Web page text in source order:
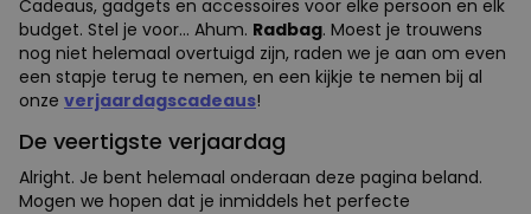
Cadeaus, gadgets en accessoires voor elke persoon en elk
budget. Stel je voor... Ahum. Radbag. Moest je trouwens
nog niet helemaal overtuigd zijn, raden we je aan om even
een stapje terug te nemen, en een kijkje te nemen bij al
onze verjaardagscadeaus!
De veertigste verjaardag
Alright. Je bent helemaal onderaan deze pagina beland.
Mogen we hopen dat je inmiddels het perfecte